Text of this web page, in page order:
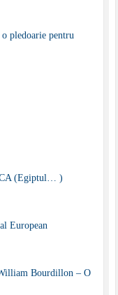
pledoarie pentru
(Egiptul… )
European
Bourdillon – O